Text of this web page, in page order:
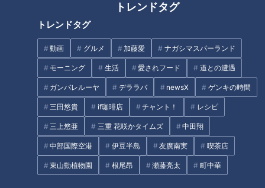
トレンドタグ
トレンドタグ
動画 グルメ 加藤愛 ナガシマスパーランド
モーニング 生活 愛されフード 道との遭遇
ガンバレルーヤ デララバ newsX ゲンキの時間
三田悠貴 if珈琲店 チャント！ レシピ
三上悠亜 三重 花咲かタイムズ 中田翔
中部国際空港 伊豆半島 友廣南実 喫茶店
東山動植物園 根尾昂 瀬藤亮太 町中華
デパートのカリスマ外商員がお
すすめする美容アイテム！ギフ
トにも【デパチャン】
変身する！？ご当地スーパーの
SDGsな取り組みとは
【SDGsWEEK】
うなずキング 愛知 花咲かタイムズ